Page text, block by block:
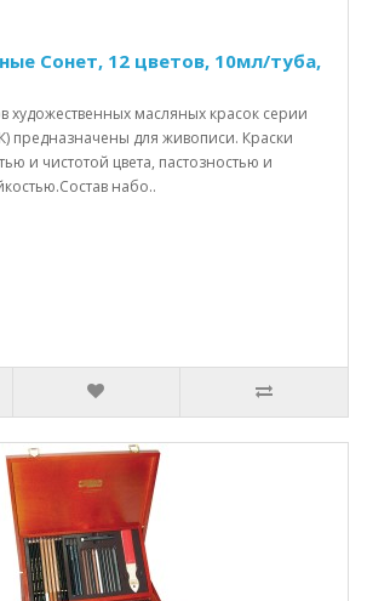
Сонет, 12 цветов, 10мл/туба,
художественных масляных красок серии
предназначены для живописи. Краски
и чистотой цвета, пастозностью и
набо..